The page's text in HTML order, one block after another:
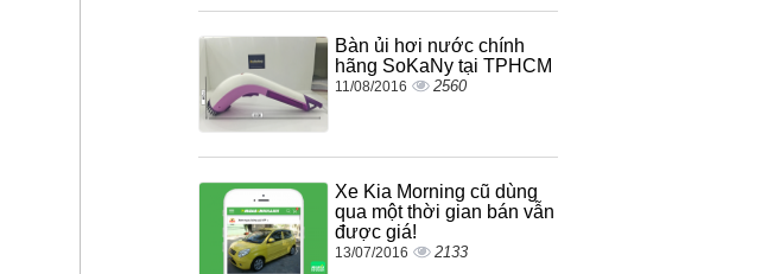
Bàn ủi hơi nước chính
hãng SoKaNy tại TPHCM
11/08/2016 2560
Xe Kia Morning cũ dùng
qua một thời gian bán vẫn
được giá!
13/07/2016 2133